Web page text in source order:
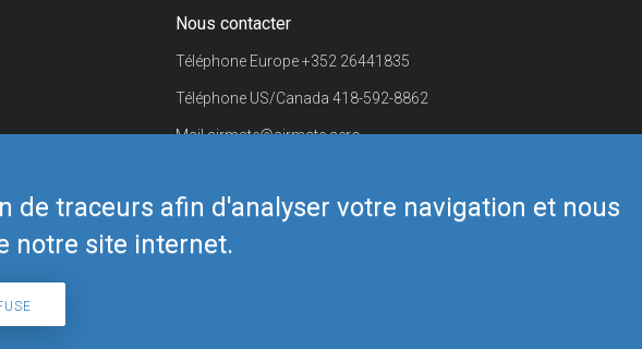
de traceurs afin d'analyser votre navigation et nous
notre site internet.
Nous contacter
Téléphone Europe+352 26441835
Téléphone US/Canada 418-592-8862
Mailairmate@airmate.aero